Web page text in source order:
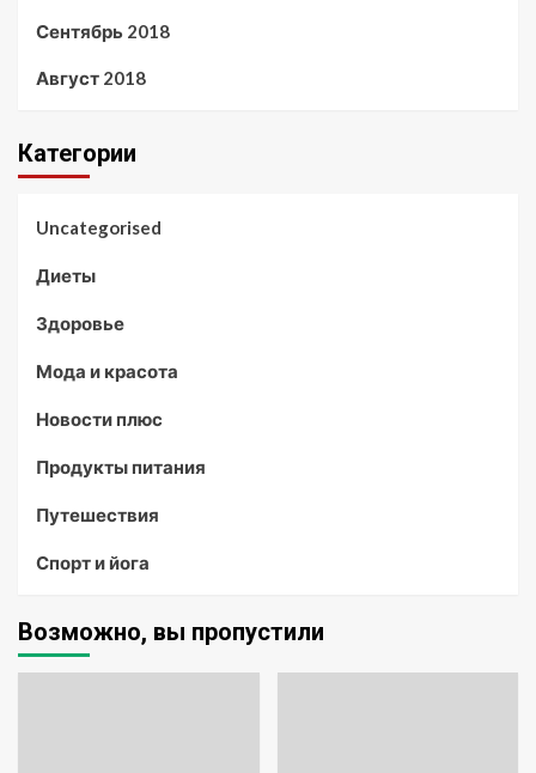
Сентябрь 2018
Август 2018
Категории
Uncategorised
Диеты
Здоровье
Мода и красота
Новости плюс
Продукты питания
Путешествия
Спорт и йога
Возможно, вы пропустили